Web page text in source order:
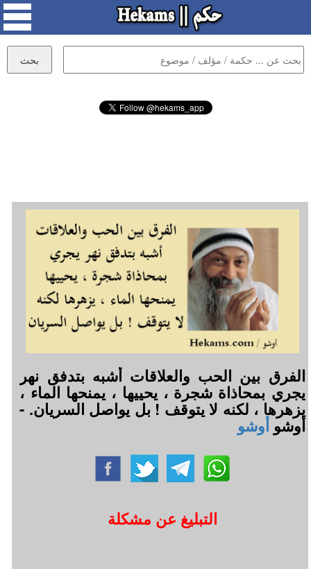
‏الفرق بين الحب والعلاقات أشبه بتدفق نهر
يجري بمحاذاة شجرة ، يحييها ، يمنحها الماء ،
يزهرها ، لكنه لا يتوقف ! بل يواصل السريان. -
أوشوأوشو
التبليغ عن مشكلة